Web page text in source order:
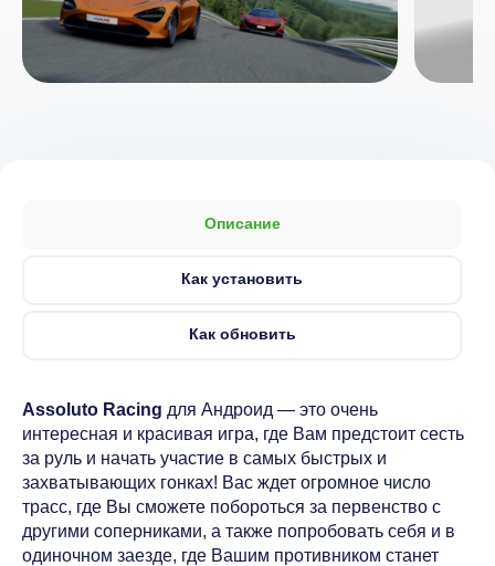
Описание
Как установить
Как обновить
Assoluto Racing для Андроид — это очень
интересная и красивая игра, где Вам предстоит сесть
за руль и начать участие в самых быстрых и
захватывающих гонках! Вас ждет огромное число
трасс, где Вы сможете побороться за первенство с
другими соперниками, а также попробовать себя и в
одиночном заезде, где Вашим противником станет